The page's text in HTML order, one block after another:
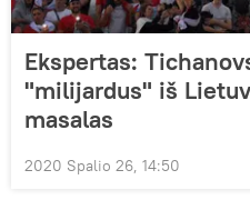
Ekspertas:
"milijardus" iš
masalas
2020 Spalio 26, 14:50